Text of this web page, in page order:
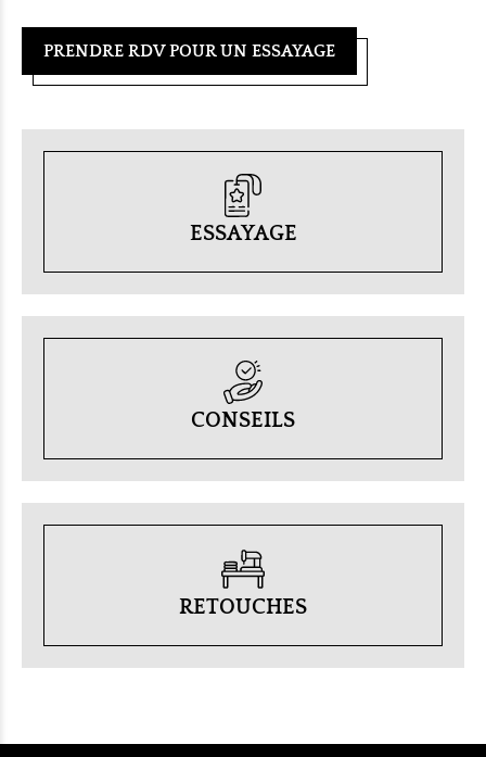
PRENDRE RDV POUR UN ESSAYAGE
ESSAYAGE
CONSEILS
RETOUCHES